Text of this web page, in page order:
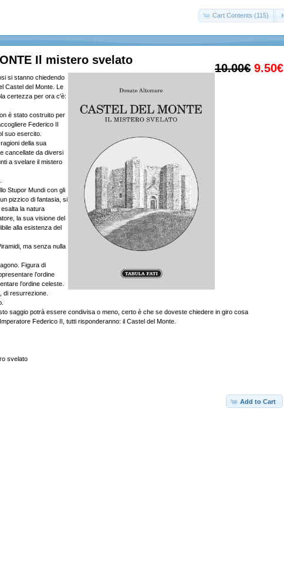
Cart Contents (115)
10.00€ 9.50€
Il mistero svelato
si stanno chiedendo
Castel del Monte. Le
certezza per ora c’è:
è stato costruito per
Federico II
suo esercito.
della sua
cancellate da diversi
a svelare il mistero
Stupor Mundi con gli
pizzico di fantasia, si
la natura
la sua visione del
alla esistenza del
ma senza nulla
Figura di
l’ordine
l’ordine celeste.
di resurrezione.
saggio potrà essere condivisa o meno, certo è che se doveste chiedere in giro cosa
Federico II, tutti risponderanno: il Castel del Monte.
svelato
Add to Cart